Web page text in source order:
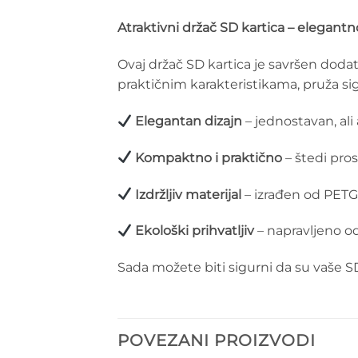
Atraktivni držač SD kartica –
Ovaj držač SD kartica je savršen
praktičnim karakteristikama, pruža
Elegantan dizajn – jednostavan,
Kompaktno i praktično – štedi
Izdržljiv materijal – izrađen od
Ekološki prihvatljiv– napravljeno
Sada možete biti sigurni da su vaše
POVEZANI PROIZVODI